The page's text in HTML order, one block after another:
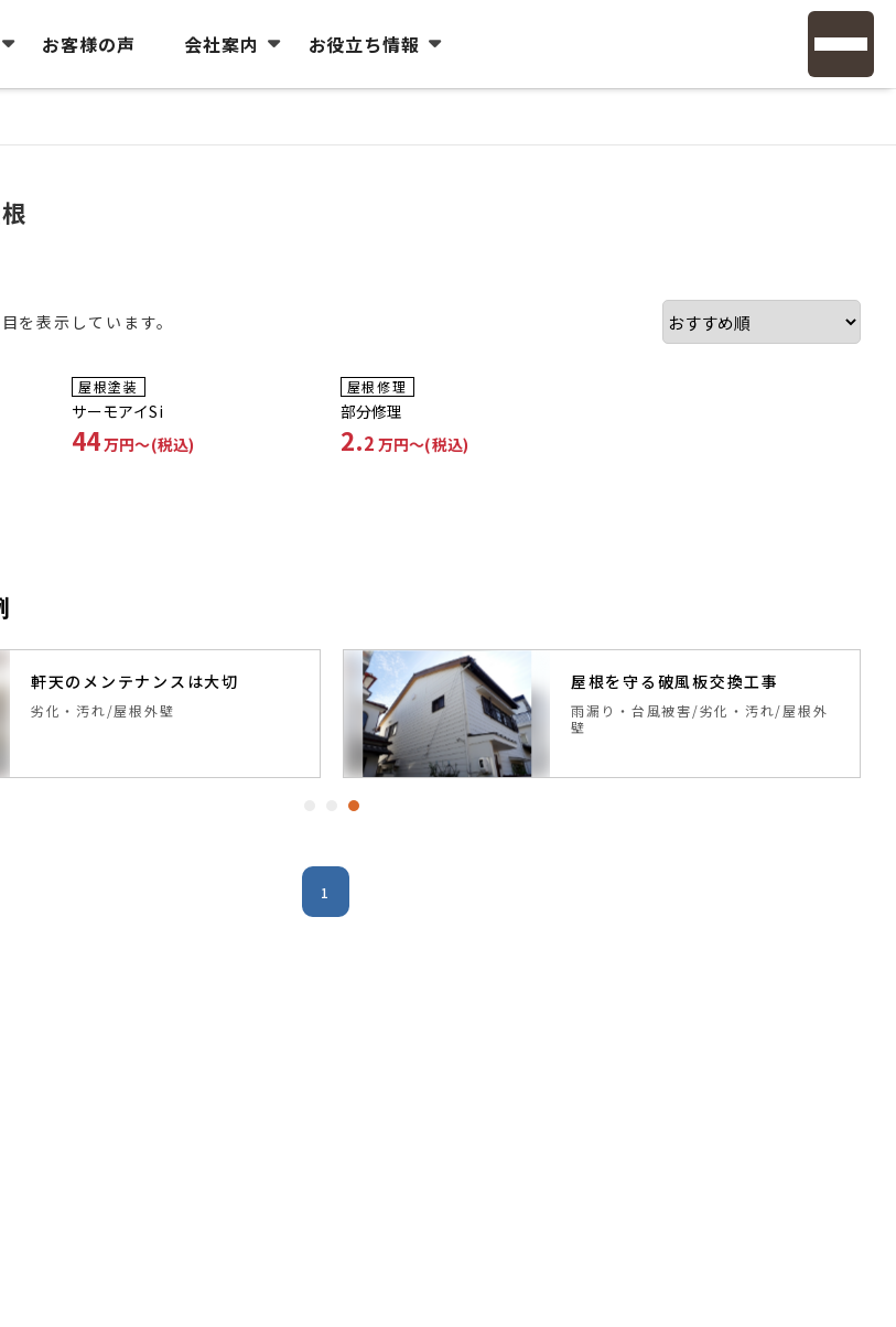
お客様の声 会社案内 お役立ち情報
を表示しています。
工事費コミコミ
屋根塗装
サーモアイSi
44万円〜(税込)
工事費コミコミ
屋根修理
部分修理
2.2 万円〜(税込)
軒天のメンテナンスは大切
劣化・汚れ 屋根外壁
屋根を守る破風板交換工事
雨漏り・台風被害 劣化・汚れ 屋根外
壁
1